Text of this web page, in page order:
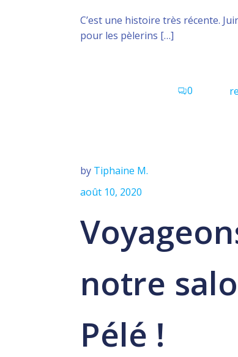
C’est une histoire très récente.
pour les pèlerins […]
0
by Tiphaine M.
août 10, 2020
notre
Pélé !